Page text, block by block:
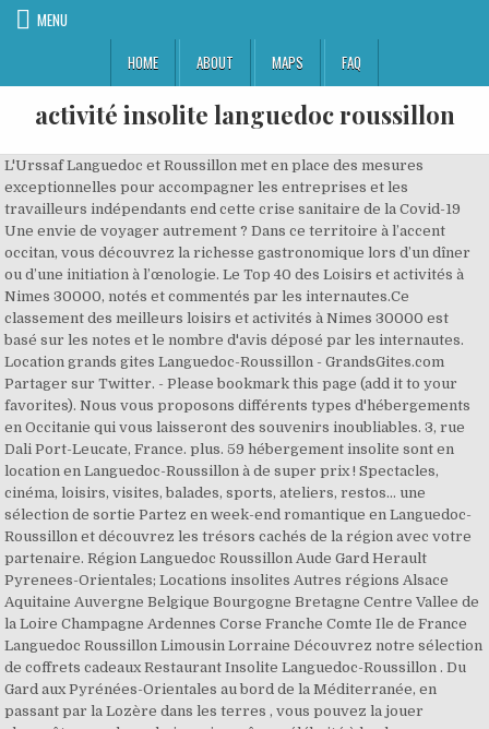
MENU
HOME
ABOUT MAPS FAQ
activité insolite languedoc roussillon
L'Urssaf Languedoc et Roussillon met en place des mesures exceptionnelles pour accompagner les entreprises et les travailleurs indépendants end cette crise sanitaire de la Covid-19 Une envie de voyager autrement ? Dans ce territoire à l’accent occitan, vous découvrez la richesse gastronomique lors d’un dîner ou d’une initiation à l’œnologie. Le Top 40 des Loisirs et activités à Nimes 30000, notés et commentés par les internautes.Ce classement des meilleurs loisirs et activités à Nimes 30000 est basé sur les notes et le nombre d'avis déposé par les internautes. Location grands gites Languedoc-Roussillon - GrandsGites.com Partager sur Twitter. - Please bookmark this page (add it to your favorites). Nous vous proposons différents types d'hébergements en Occitanie qui vous laisseront des souvenirs inoubliables. 3, rue Dali Port-Leucate, France. plus. 59 hébergement insolite sont en location en Languedoc-Roussillon à de super prix ! Spectacles, cinéma, loisirs, visites, balades, sports, ateliers, restos... une sélection de sortie Partez en week-end romantique en Languedoc-Roussillon et découvrez les trésors cachés de la région avec votre partenaire. Région Languedoc Roussillon Aude Gard Herault Pyrenees-Orientales; Locations insolites Autres régions Alsace Aquitaine Auvergne Belgique Bourgogne Bretagne Centre Vallee de la Loire Champagne Ardennes Corse Franche Comte Ile de France Languedoc Roussillon Limousin Lorraine Découvrez notre sélection de coffrets cadeaux Restaurant Insolite Languedoc-Roussillon . Du Gard aux Pyrénées-Orientales au bord de la Méditerranée, en passant par la Lozère dans les terres , vous pouvez la jouer champêtre ou plus urbain, voire même célébrité à la plage en station balnéaire. France : planifiez, réservez et profitez pleinement de votre voyage. En direction de la région Languedoc-Roussillon, vous traversez les départements de l’Aude, du Gard ou de l’Hérault, et jusqu’au Pyrénées-Orientales. Livraison offerte dès 50€ - Echanges gratuits & illimités ! Pédalez environ 1h15 sur une ancienne voie ferrée pour découvrir St Thibéry et les environs. Week end et nuit original et insolite Gard 30 Languedoc-Roussillon; Le mag. Livraison offerte dès 50€ - Echanges gratuits & illimités ! POP'S STARS. Solunea | 802 followers on LinkedIn. Consultez notre guide Languedoc Roussillon pour préparer vos futures vacances dans la région ! Partez en week-end romantique en Languedoc-Roussillon et découvrez les trésors cachés de la région avec votre partenaire. Voici les meilleurs lieux pour les couples recherchant des jeux et divertissements à Languedoc-Roussillon : Quels lieux offrent les meilleurs jeux et divertissements à Languedoc-Roussillon pour les groupes ? CARCASSONNE. Restaurant insolite en Languedoc Roussillon : 21 résultats. Spectacles, cinéma, loisirs, visites, balades, sports, ateliers, restos... une sélection de sortie Consultez notre guide Languedoc Roussillon pour préparer vos futures vacances dans la région ! Partager sur Facebook. - If you wish to link to this page, you can do so by referring to the URL address below this line. Une envie de voyager autrement ? Cette vente est terminée, pour ... Laissez-vous charmer par notre domaine insolite qui propose un grand nombre d'hébergements différents. Insolitour le spécialiste du week end insolite et sortie insolite, a choisi pour vous des loisirs insolites qui vous feront vivre des moments hors du commun. Découvrez notre sélection de coffrets cadeaux Restaurant Insolite Languedoc-Roussillon . ... Osez surprendre votre moitié avec un week-end en amoureux dans le Languedoc-Roussillon ! Super expérience d'escape game avec enfants de 10 et 12 ans et 3 adultes. Hébergement insolite pour 2 personne(s), Hérault, Languedoc-Roussillon (Occitanie). Quels sont les meilleurs endroits pour les jeux et divertissements à Languedoc-Roussillon ? Nuit en roulotte au Domaine de Campras - Languedoc-Roussillon. Partager sur Twitter. Le Languedoc-Roussillon c’est bien plus que ça ! Barque en roche - Languedoc-Roussillon. Languedoc Roussillon, Hérault : Les enfants aiment visiter les lieux atypiques : anciennes mines, navires, villages reconstitués, grottes étranges, musées farfelus. Hébergement insolite en Languedoc Roussillon : retrouvez les coordonnées de toutes les meilleures adresses du Petit Futé (HÔTEL CAP PIRATE, LA CABANE SARRIETTE, SOULEYOURT). Entre vignes et garrigue, avec une vue imprenable sur les reliefs du Pic Saint Loup et de l'Hortus, ce nid est idéal pour un séjour insolite en amoureux ou en famille. Cette version de notre site internet s'adresse aux personnes parlant français en France. Livraison offerte dès 50€ - Echanges gratuits & illimités ! Accueil; Languedoc Roussillon l'Agenda des sorties a trouvé 157 sorties dans Languedoc Roussillon . Vous recherchez un hôtel ou une chambre d'hôtes atypique en Languedoc-Roussillon ? Activité Insolite Occitanie Vous recherchez des activités insolites , des idées de sortie à Montpellier, des idées de sortie à Toulouse, des activités originales à Nîmes, des activités insolites Occitanie, vous souhaitez passer un week end inoubliable en Languedoc Rousillon ou en Midi Pyrénées ? Elle compte 13852 habitants et tient le 16è rang du Languedoc-Roussillon. Languedoc Roussillon : Pour sortir et s'amuser en famille, trouvez des idées près de chez vous. Prix, horaires, billets coupe-files ou billets électroniques : tout les informations dont vous avez besoin sont sur GetYourGuide. Quel plaisir de dévoiler des moments d’évasion avec ce coffret proposant des séjours en Languedoc-Roussillon. En vacances, en week-end, ou pour occuper un mercredi, Familiscope vous conseille ! Abonnez vous à notre Newsletter et recevez chaque semaine le programme des manifestations dans Languedoc Roussillon pour les 8 prochains jours Le PEDALORAIL/ vélorail :Activité de plein air au bord de l'Hérault , balade nature et balade touristique dans la campagne. Vous recherchez un hôtel ou une chambre d'hôtes atypique en Languedoc-Roussillon ? Inspirez-vous avec les recommandations sur Lieux insolites à Languedoc Roussillon de millions de voyageurs du monde entier. Le temps d'un week-end en Languedoc-Roussillon, vous découvrirez une région entre discrétion et exubérance. Il n'y a aucune épingle dans votre aire de visualisation. Voici les meilleurs lieux pour les groupes recherchant des jeux et divertissements à Languedoc-Roussillon : Quels lieux offrent les meilleurs jeux et divertissements à Languedoc-Roussillon pour les voyageurs économes ? Elle compte 13852 habitants et tient le 16è rang du Languedoc-Roussillon. La Bulle Céleste est une double bulle toute équipée pour votre confort et la découverte du ciel : un grand lit double en 160cm à mémoire de forme, un toit transparent pour admirer les étoiles, une enceinte Bluetooth, une carte Stelvision, et un Easyscope. Trouver un hébergement insolite en région Languedoc-Roussillon - Dormez dans un lieu atypique : cabane dans les arbres, tipis, yourtes, roulotte, tente, bulle, tonneau…Retrouvez-vous dans un lieu insolite en famille, en couple, pour des instants magiques. Sa proximité des châteaux cathares, de sites viticoles de qualité, de rivières et de sites naturels sauvages en font une destination riche en activités originales et variées que nous recommandons tout particulièrement pour des opérations de petite et moyenne taille. … Profitez ensemble d'un paysage sublime digne d'une carte postale, de longues et belles balades en amoureux, des produits du terroir de qualité, du calme et de la tranquillité, et bien évidemment, des prestations et activités comprises dans votre package. Covid-19. Voici les meilleurs lieux pour des jeux et divertissements avec des enfants à Languedoc-Roussillon : Quels lieux offrent les meilleurs jeux et divertissements à Languedoc-Roussillon pour les couples ? À partir de. Trouver un hébergement insolite en région Languedoc-Roussillon - Dormez dans un lieu atypique : cabane dans les arbres, tipis, yourtes, roulotte, tente, bulle, tonneau…Retrouvez-vous dans un lieu insolite en famille, en couple, pour des instants magiques. Toutes les activités de loisirs dans le Languedoc-Roussillon: Une sélection d'établissements répartis sur l'ensemble du territoire Languedoc-Roussillon… Séjour et nuit insolite en Languedoc-Roussillon. Prés de Marseillan, Agde, Pézenas, Cap d'Agde, Béziers - Occitanie.Visite insolite… Livraison offerte dès 50€ - Echanges gratuits & illimités ! Vous souhaitez sortir de la routine et proposer à vos enfants ou à vos parents une activité ludique et originale, découvrez les plus belles sorties à faire en famille ! Languedoc Roussillon : Musées, châteaux, monuments, parcs animaliers et aquariums sont des lieux de visite qui ouvrent les horizons des enfants. Gites de groupe en Languedoc-Roussillon pour accueillir groupes, famille, amis. Hébergement insolite pour 2 personne(s), Hérault, Languedoc-Roussillon (Occitanie). Great ideas for an original weekend in Languedoc-Roussillon. YourTipik. Consulter les avis & réservez la meilleure activité. En vacances, en week-end, ou pour occuper un mercredi, Familiscope vous conseille ! C’est ici que vous profitez d’un week-end relaxant, sportif ou gourmand. Profitez d’un cadre verdoyant près de la Méditerranée. Languedoc-Roussillon : trouvez les meilleures visites et activités à faire en 2021. Systèmes de … Vivez une expérience unique en plein cœur d'une écurie écologique et éthologique ! Toutes nos annonces gratuites Vacances insolites spa et cabane Languedoc-Roussillon. Nicolas-7 décembre 2016. LOT. Offrir un cadeau. Les plus belles plages du Languedoc Croisière sur le Canal du Midi Ruta de los castillos cátaros en Languedoc-Rosell y más 15 lieux à voir absolument dans le Languedoc-Roussillon Les plus beaux châteaux cathares en Languedoc-Roussillon Vous n’aurez pas assez d’un week-end pour découvrir cette région au patrimoine si riche : des Pyrénées Orientales au début de la Vallée du Rhône en passant par la Camargu